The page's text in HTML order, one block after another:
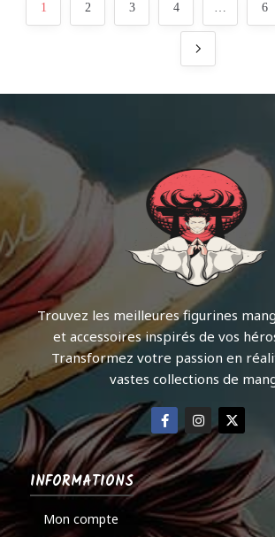
1 2 3 4 … 6
Trouvez les meilleures figurines
et accessoires inspirés de vos
Transformez votre passion en
vastes collections de
INFORMATIONS
Mon compte